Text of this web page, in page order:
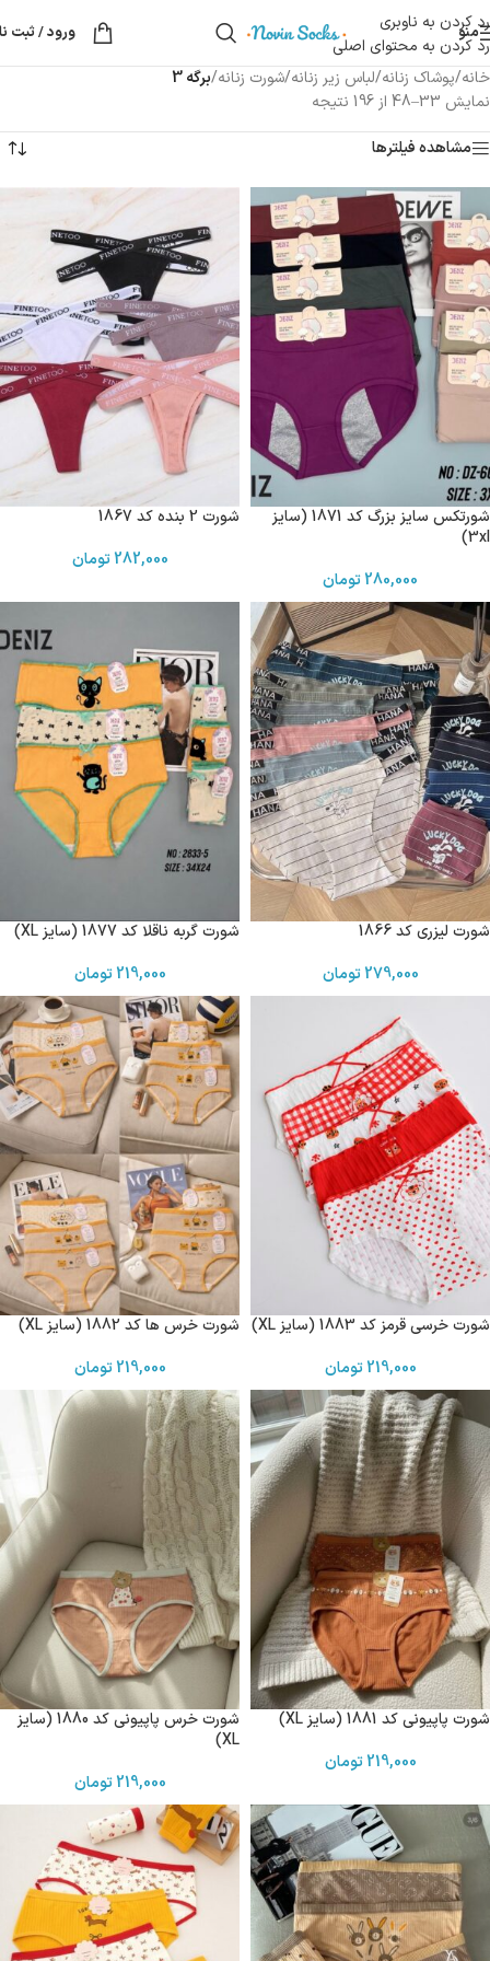
رد کردن به ناوبری
رد کردن به محتوای اصلی
منو ورود / ثبت
خانه/پوشاک زنانه/لباس زیر زنانه/شورت زنانه/برگه 3
نمایش 33–48 از 196 نتیجه
مشاهده فیلترها
شورتکس سایز بزرگ کد 1871 (سایز
3xl)
280,000تومان
شورت 2 بنده کد 1867
282,000 تومان
شورت لیزری کد 1866
279,000 تومان
شورت گربه ناقلا کد 1877 (سایز XL)
219,000 تومان
شورت خرسی قرمز کد 1883 (سایز XL)
219,000 تومان
شورت خرس ها کد 1882 (سایز XL)
219,000 تومان
شورت پاپیونی کد 1881 (سایز XL)
219,000 تومان
شورت خرس پاپیونی کد 1880 (سایز
XL)
219,000 تومان